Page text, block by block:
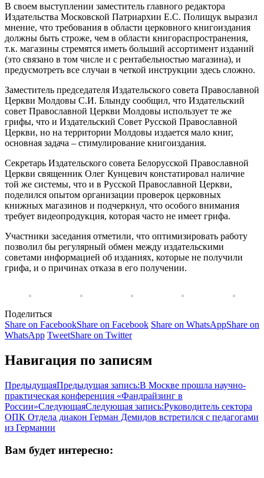
В своем выступлении заместитель главного редактора
Издательства Московской Патриархии Е.С. Полищук выразил
мнение, что требования в области церковного книгоиздания
должны быть строже, чем в области книгораспространения,
т.к. магазины стремятся иметь больший ассортимент изданий
(это связано в том числе и с рентабельностью магазина), и
предусмотреть все случаи в четкой инструкции здесь сложно.
Заместитель председателя Издательского совета Православной
Церкви Молдовы С.И. Блынду сообщил, что Издательский
совет Православной Церкви Молдовы использует те же
грифы, что и Издательский Совет Русской Православной
Церкви, но на территории Молдовы издается мало книг,
основная задача – стимулирование книгоиздания.
Секретарь Издательского совета Белорусской Православной
Церкви священник Олег Кунцевич констатировал наличие
той же системы, что и в Русской Православной Церкви,
поделился опытом организации проверок церковных
книжных магазинов и подчеркнул, что особого внимания
требует видеопродукция, которая часто не имеет грифа.
Участники заседания отметили, что оптимизировать работу
позволил бы регулярный обмен между издательскими
советами информацией об изданиях, которые не получили
грифа, и о причинах отказа в его получении.
Поделиться
Share on FacebookShare on Facebook Share on WhatsAppShare on
WhatsApp TweetShare on Twitter
Навигация по записям
ПредыдущаяПредыдущая запись:В Москве прошла научно-
практическая конференция «Фандрайзинг в
России»СледующаяСледующая запись:Руководитель сектора
ОПК Отдела диакон Герман Демидов встретился с педагогами
из Германии
Вам будет интересно: